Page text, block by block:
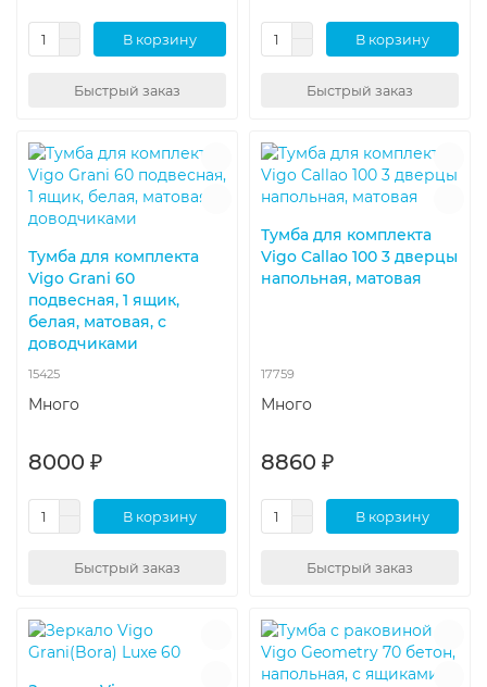
В корзину
Быстрый заказ
В корзину
Быстрый заказ
Тумба для комплекта
Vigo Grani 60
подвесная, 1 ящик,
белая, матовая, с
доводчиками
15425
Много
8000 ₽
В корзину
Быстрый заказ
Тумба для комплекта
Vigo Callao 100 3 дверцы
напольная, матовая
17759
Много
8860 ₽
В корзину
Быстрый заказ